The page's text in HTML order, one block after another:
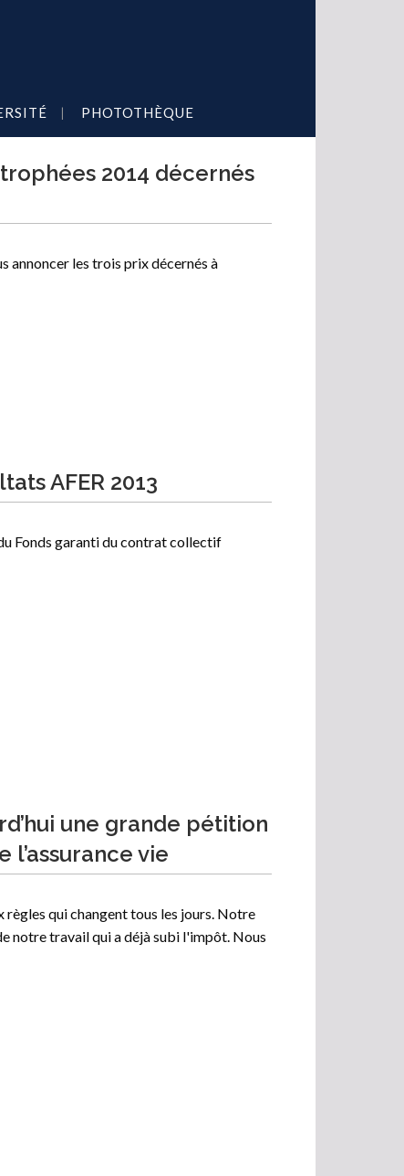
PHOTOTHÈQUE
2014 décernés
annoncer les trois prix décernés à
AFER 2013
Fonds garanti du contrat collectif
une grande pétition
l’assurance vie
règles qui changent tous les jours. Notre
notre travail qui a déjà subi l'impôt. Nous